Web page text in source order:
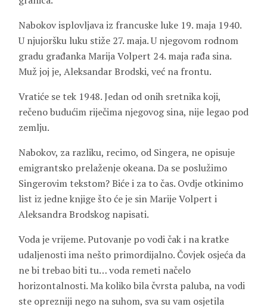
Nabokov isplovljava iz francuske luke 19. maja 1940.
U njujoršku luku stiže 27. maja. U njegovom rodnom
gradu građanka Marija Volpert 24. maja rađa sina.
Muž joj je, Aleksandar Brodski, već na frontu.
Vratiće se tek 1948. Jedan od onih sretnika koji,
rečeno budućim riječima njegovog sina, nije legao pod
zemlju.
Nabokov, za razliku, recimo, od Singera, ne opisuje
emigrantsko prelaženje okeana. Da se poslužimo
Singerovim tekstom? Biće i za to čas. Ovdje otkinimo
list iz jedne knjige što će je sin Marije Volpert i
Aleksandra Brodskog napisati.
Voda je vrijeme. Putovanje po vodi čak i na kratke
udaljenosti ima nešto primordijalno. Čovjek osjeća da
ne bi trebao biti tu… voda remeti načelo
horizontalnosti. Ma koliko bila čvrsta paluba, na vodi
ste oprezniji nego na suhom, sva su vam osjetila